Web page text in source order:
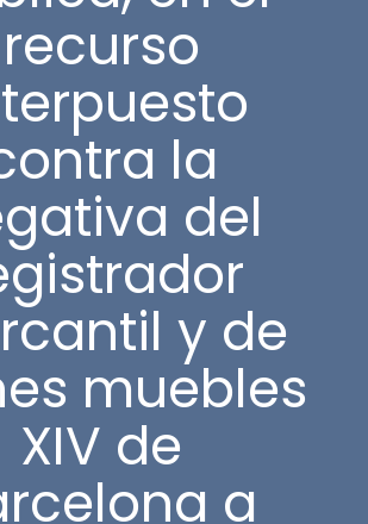
recurso
la
del
y de
muebles
XIV de
a